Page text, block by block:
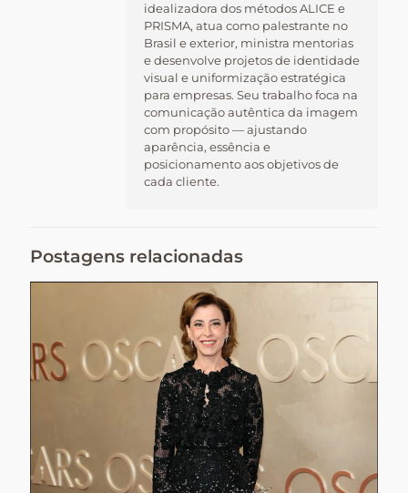
idealizadora dos métodos ALICE e
PRISMA, atua como palestrante no
Brasil e exterior, ministra mentorias
e desenvolve projetos de identidade
visual e uniformização estratégica
para empresas. Seu trabalho foca na
comunicação autêntica da imagem
com propósito — ajustando
aparência, essência e
posicionamento aos objetivos de
cada cliente.
Postagens relacionadas